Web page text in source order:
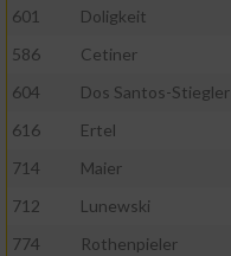
601
Doligkeit
586
Cetiner
604
Dos Santos-Stiegler
616
Ertel
714
Maier
712
Lunewski
774
Rothenpieler